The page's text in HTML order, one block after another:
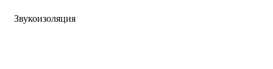
Звукоизоляция